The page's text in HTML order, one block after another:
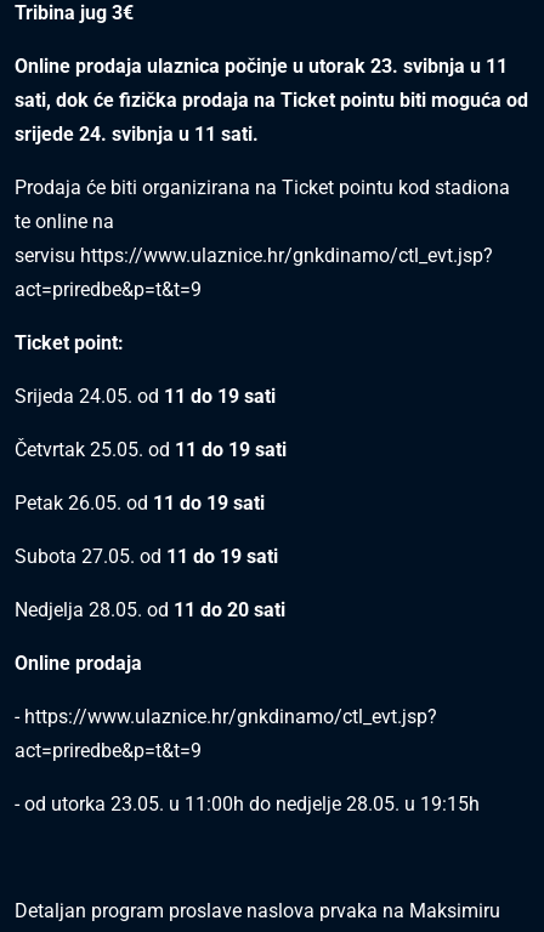
Tribina jug 3€
Online prodaja ulaznica počinje u utorak 23. svibnja u 11
sati, dok će fizička prodaja na Ticket pointu biti moguća od
srijede 24. svibnja u 11 sati.
Prodaja će biti organizirana na Ticket pointu kod stadiona
te online na
servisu https://www.ulaznice.hr/gnkdinamo/ctl_evt.jsp?
act=priredbe&p=t&t=9
Ticket point:
Srijeda 24.05. od 11 do 19 sati
Četvrtak 25.05. od 11 do 19 sati
Petak 26.05. od 11 do 19 sati
Subota 27.05. od 11 do 19 sati
Nedjelja 28.05. od 11 do 20 sati
Online prodaja
- https://www.ulaznice.hr/gnkdinamo/ctl_evt.jsp?
act=priredbe&p=t&t=9
- od utorka 23.05. u 11:00h do nedjelje 28.05. u 19:15h
Detaljan program proslave naslova prvaka na Maksimiru